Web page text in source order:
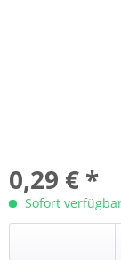
0,29 € *
Sofort